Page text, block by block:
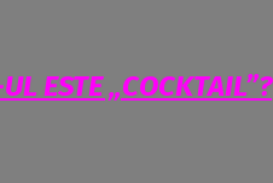
ESTE „COCKTAIL”?